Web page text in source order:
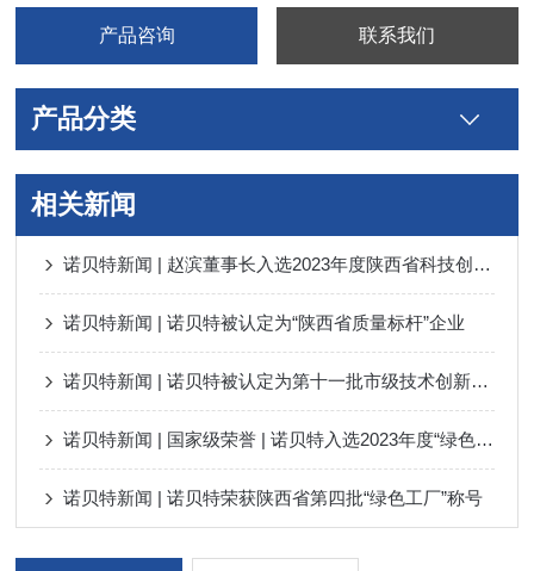
产品咨询 联系我们
产品分类
相关新闻
诺贝特新闻 | 赵滨董事长入选2023年度陕西省科技创新创业人才、RTS20荣获2023年 “陕西工业精品”称号
诺贝特新闻 | 诺贝特被认定为“陕西省质量标杆”企业
诺贝特新闻 | 诺贝特被认定为第十一批市级技术创新示范企业
诺贝特新闻 | 国家级荣誉 | 诺贝特入选2023年度“绿色工厂”和 “智能制造优秀场景”名单
诺贝特新闻 | 诺贝特荣获陕西省第四批“绿色工厂”称号